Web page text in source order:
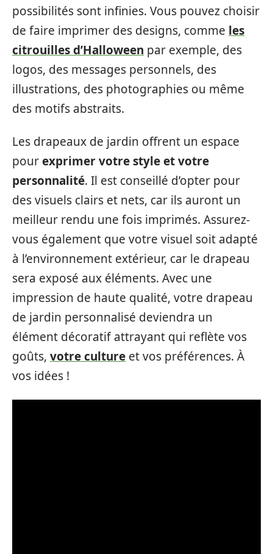
possibilités sont infinies. Vous pouvez choisir
de faire imprimer des designs, comme les
citrouilles d’Halloween par exemple, des
logos, des messages personnels, des
illustrations, des photographies ou même
des motifs abstraits.
Les drapeaux de jardin offrent un espace
pourexprimer votre style et votre
personnalité. Il est conseillé d’opter pour
des visuels clairs et nets, car ils auront un
meilleur rendu une fois imprimés. Assurez-
vous également que votre visuel soit adapté
à l’environnement extérieur, car le drapeau
sera exposé aux éléments. Avec une
impression de haute qualité, votre drapeau
de jardin personnalisé deviendra un
élément décoratif attrayant qui reflète vos
goûts, votre culture et vos préférences. À
vos idées !